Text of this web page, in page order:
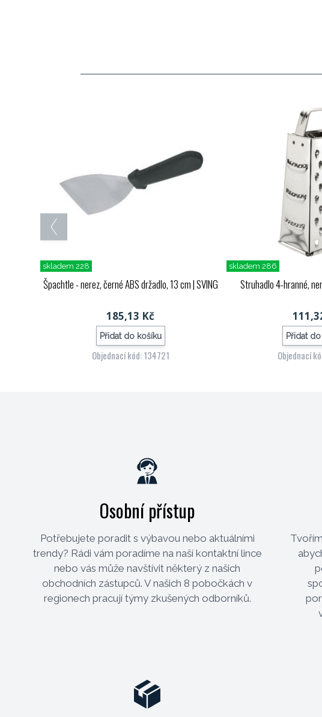
skladem 228
Špachtle - nerez, černé ABS držadlo, 13 cm| SVING
185,13 Kč
Přidat do košíku
Objednací kód: 134721
skladem 286
Struhadlo 4-hranné,
Přidat
Objednací
Osobní přístup
Potřebujete poradit s výbavou nebo aktuálními
trendy? Rádi vám poradíme na naší kontaktní lince
nebo vás může navštívit některý z našich
obchodních zástupců. V našich 8 pobočkách v
regionech pracují týmy zkušených odborníků.